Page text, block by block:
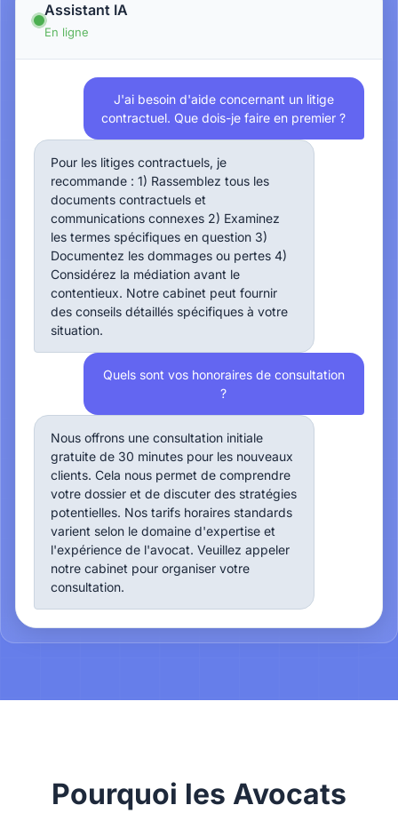
Assistant IA
En ligne
J'ai besoin d'aide concernant un litige
contractuel. Que dois-je faire en premier ?
Pour les litiges contractuels, je
recommande : 1) Rassemblez tous les
documents contractuels et
communications connexes 2) Examinez
les termes spécifiques en question 3)
Documentez les dommages ou pertes 4)
Considérez la médiation avant le
contentieux. Notre cabinet peut fournir
des conseils détaillés spécifiques à votre
situation.
Quels sont vos honoraires de consultation
?
Nous offrons une consultation initiale
gratuite de 30 minutes pour les nouveaux
clients. Cela nous permet de comprendre
votre dossier et de discuter des stratégies
potentielles. Nos tarifs horaires standards
varient selon le domaine d'expertise et
l'expérience de l'avocat. Veuillez appeler
notre cabinet pour organiser votre
consultation.
Pourquoi les Avocats